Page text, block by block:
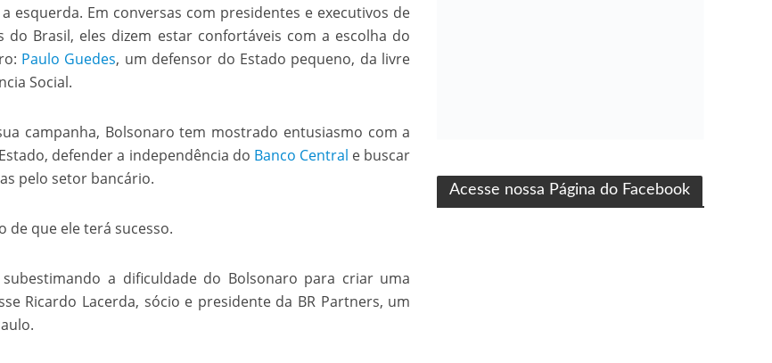
salvou a vida de Flechinha, o bebe coelho – Vídeo em Português mais uma produção Folha Filmes
esquerda. Em conversas com presidentes e executivos de
do Brasil, eles dizem estar confortáveis com a escolha do
Paulo Guedes, um defensor do Estado pequeno, da livre
Social.
campanha, Bolsonaro tem mostrado entusiasmo com a
defender a independência do Banco Central e buscar
pelo setor bancário.
de que ele terá sucesso.
a dificuldade do Bolsonaro para criar uma
Ricardo Lacerda, sócio e presidente da BR Partners, um
Acesse nossa Página do Facebook